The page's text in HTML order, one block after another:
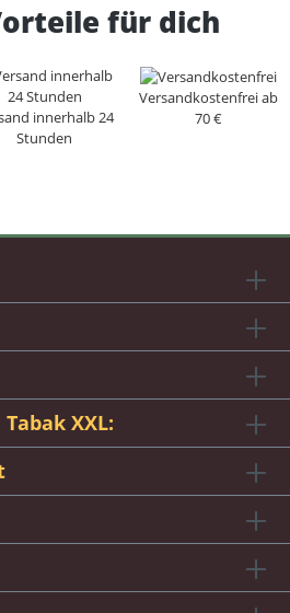
für dich
innerhalb 24
Stunden
Versandkostenfrei ab
70 €
XXL: